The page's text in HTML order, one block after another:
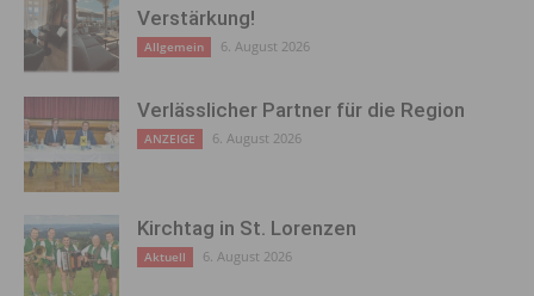
Verstärkung!
Allgemein 6. August 2026
Verlässlicher Partner für die Region
ANZEIGE 6. August 2026
Kirchtag in St. Lorenzen
Aktuell 6. August 2026